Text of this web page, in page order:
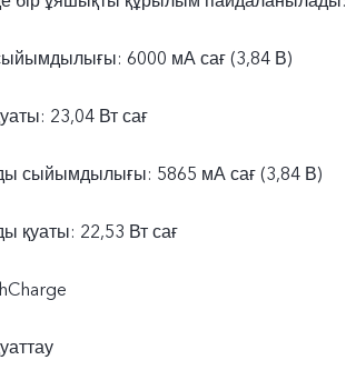
6000 мА сағ (3,84 В)
23,04 Вт сағ
сыйымдылығы: 5865 мА сағ (3,84 В)
қуаты: 22,53 Вт сағ